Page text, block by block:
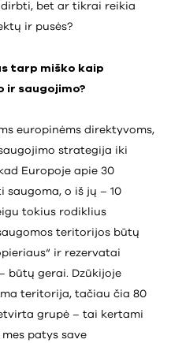
bet ar tikrai reikia
ir pusės?
tarp miško kaip
ir saugojimo?
europinėms direktyvoms,
strategija iki
Europoje apie 30
o iš jų – 10
tokius rodiklius
teritorijos būtų
ir rezervatai
būtų gerai. Dzūkijoje
teritorija, tačiau čia 80
grupė – tai kertami
patys save